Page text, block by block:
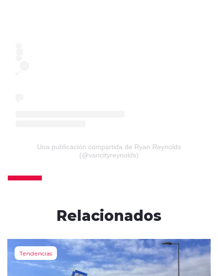
Una publicación compartida de Ryan Reynolds
(@vancityreynolds)
Relacionados
Tendencias